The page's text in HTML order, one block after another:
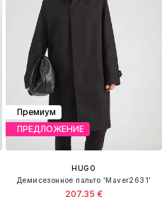
Премиум
ПРЕДЛОЖЕНИЕ
HUGO
Демисезонное пальто 'Maver2631'
207,35 €